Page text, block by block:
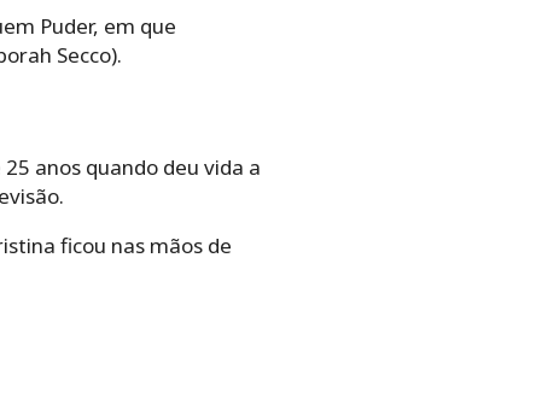
Puder, em que
Secco).
anos quando deu vida a
ficou nas mãos de